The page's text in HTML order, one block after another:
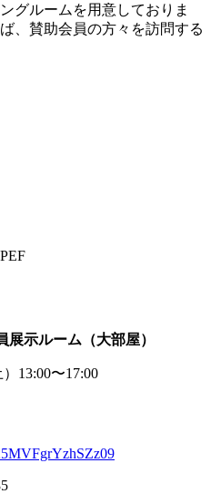
グルームを用意しておりま
、賛助会員の方々を訪問する
示ルーム（大部屋）
13:00〜17:00